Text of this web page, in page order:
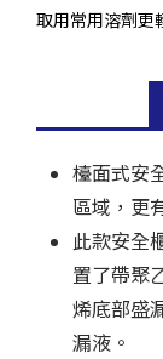
取用常用溶劑更
檯面式安
區域，更
此款安全
置了帶聚
烯底部盛
漏液。